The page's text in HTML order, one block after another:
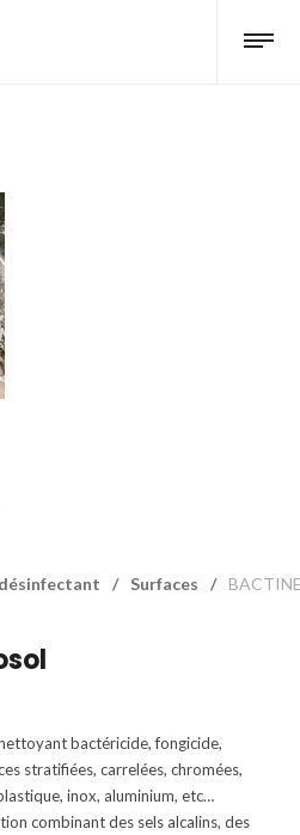
/ Surfaces /
bactéricide, fongicide,
stratifiées, carrelées, chromées,
inox, aluminium, etc…
combinant des sels alcalins, des